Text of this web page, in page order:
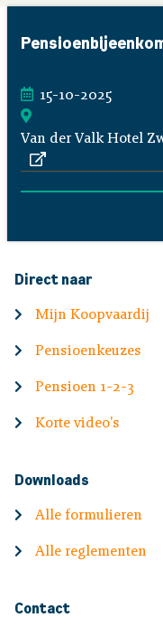
15-10-2025
Van der Valk Hotel
Direct naar
Mijn Koopvaardij
Pensioenkeuzes
Pensioen 1-2-3
Korte video's
Downloads
Alle formulieren
Alle reglementen
Contact